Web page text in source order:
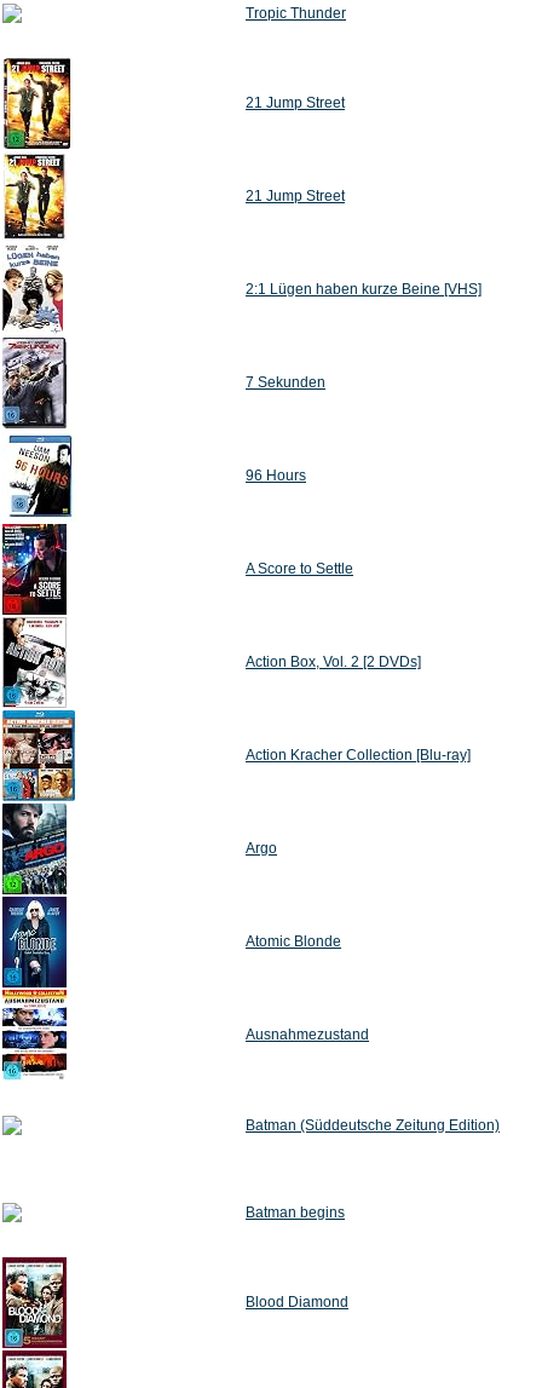
Tropic Thunder
21 Jump Street
21 Jump Street
2:1 Lügen haben kurze Beine [VHS]
7 Sekunden
96 Hours
A Score to Settle
Action Box, Vol. 2 [2 DVDs]
Action Kracher Collection [Blu-ray]
Argo
Atomic Blonde
Ausnahmezustand
Batman (Süddeutsche Zeitung Edition)
Batman begins
Blood Diamond